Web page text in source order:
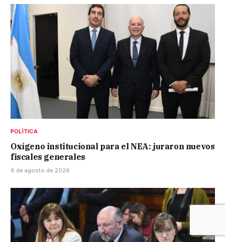
POLÍTICA
Oxígeno institucional para el NEA: juraron nuevos
fiscales generales
6 de agosto de 2026